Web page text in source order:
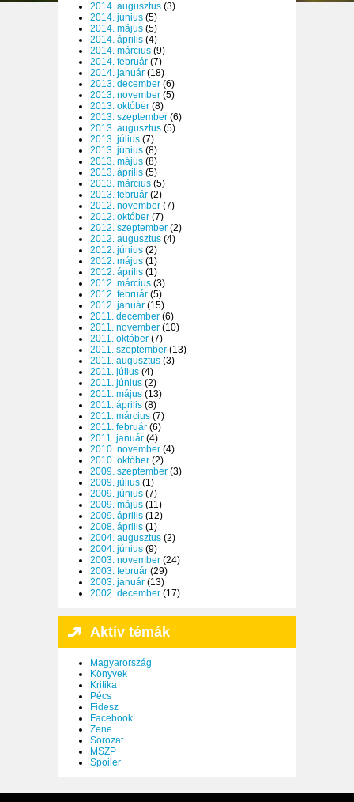
2014. augusztus (3)
2014. június (5)
2014. május (5)
2014. április (4)
2014. március (9)
2014. február (7)
2014. január (18)
2013. december (6)
2013. november (5)
2013. október (8)
2013. szeptember (6)
2013. augusztus (5)
2013. július (7)
2013. június (8)
2013. május (8)
2013. április (5)
2013. március (5)
2013. február (2)
2012. november (7)
2012. október (7)
2012. szeptember (2)
2012. augusztus (4)
2012. június (2)
2012. május (1)
2012. április (1)
2012. március (3)
2012. február (5)
2012. január (15)
2011. december (6)
2011. november (10)
2011. október (7)
2011. szeptember (13)
2011. augusztus (3)
2011. július (4)
2011. június (2)
2011. május (13)
2011. április (8)
2011. március (7)
2011. február (6)
2011. január (4)
2010. november (4)
2010. október (2)
2009. szeptember (3)
2009. július (1)
2009. június (7)
2009. május (11)
2009. április (12)
2008. április (1)
2004. augusztus (2)
2004. június (9)
2003. november (24)
2003. február (29)
2003. január (13)
2002. december (17)
Aktív témák
Magyarország
Könyvek
Kritika
Pécs
Fidesz
Facebook
Zene
Sorozat
MSZP
Spoiler